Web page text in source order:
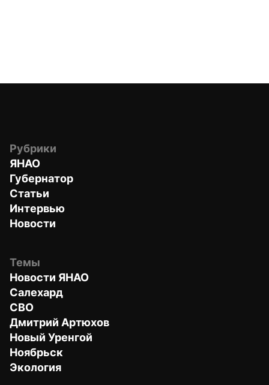
Рубрики
ЯНАО
Губернатор
Статьи
Интервью
Новости
Темы
Новости ЯНАО
Салехард
СВО
Дмитрий Артюхов
Новый Уренгой
Ноябрьск
Экология